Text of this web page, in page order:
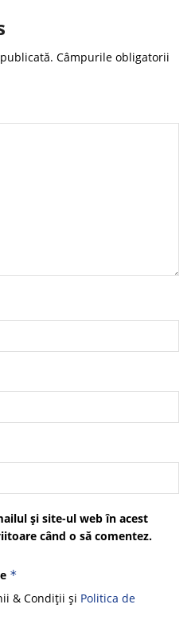
Câmpurile obligatorii
și site-ul web în acest
când o să comentez.
*
& Condiții și Politica de